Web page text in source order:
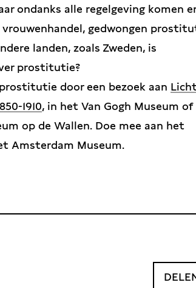
ondanks alle regelgeving komen er
gedwongen
landen, zoals Zweden, is
prostitutie?
door een bezoek aan
1910, in het Van Gogh Museum of
op de Wallen. Doe mee aan het
Amsterdam Museum.